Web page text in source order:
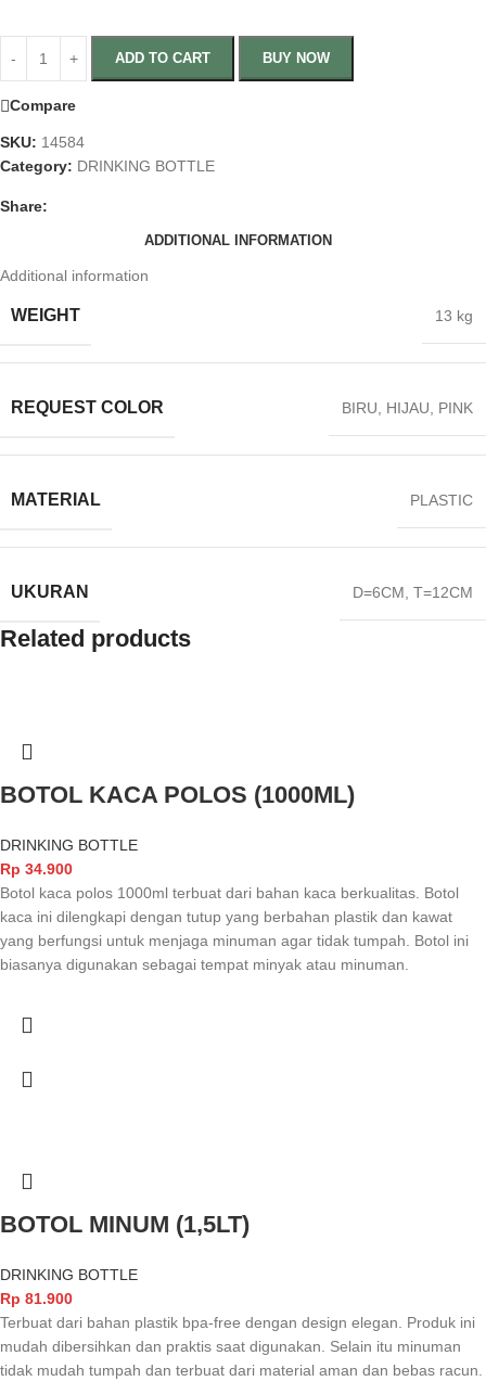
ADD TO CART BUY NOW
Compare
SKU: 14584
Category: DRINKING BOTTLE
Share:
ADDITIONAL INFORMATION
Additional information
WEIGHT 13 kg
REQUEST COLOR BIRU HIJAU PINK
MATERIAL PLASTIC
UKURAN D=6CM T=12CM
Related products
BOTOL KACA POLOS (1000ML)
DRINKING BOTTLE
Rp 34.900
Botol kaca polos 1000ml terbuat dari bahan kaca berkualitas. Botol
kaca ini dilengkapi dengan tutup yang berbahan plastik dan kawat
yang berfungsi untuk menjaga minuman agar tidak tumpah. Botol ini
biasanya digunakan sebagai tempat minyak atau minuman.
BOTOL MINUM (1,5LT)
DRINKING BOTTLE
Rp 81.900
Terbuat dari bahan plastik bpa-free dengan design elegan. Produk ini
mudah dibersihkan dan praktis saat digunakan. Selain itu minuman
tidak mudah tumpah dan terbuat dari material aman dan bebas racun.